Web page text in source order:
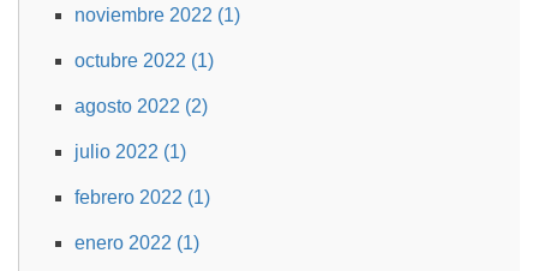
noviembre 2022 (1)
octubre 2022 (1)
agosto 2022 (2)
julio 2022 (1)
febrero 2022 (1)
enero 2022 (1)